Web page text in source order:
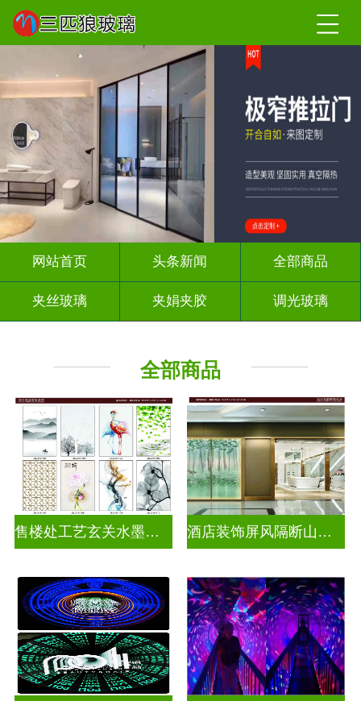
网站首页 头条新闻 全部商品
夹丝玻璃 夹娟夹胶 调光玻璃
其它玻璃
全部商品
售楼处工艺玄关水墨山水画玻璃 酒店装饰屏风隔断山水画玻璃